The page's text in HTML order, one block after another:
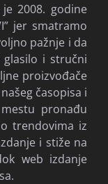
2008. godine
jer smatramo
pažnje i da
glasilo i stručni
proizvođače
časopisa i
pronađu
trendovima iz
i stiže na
web izdanje